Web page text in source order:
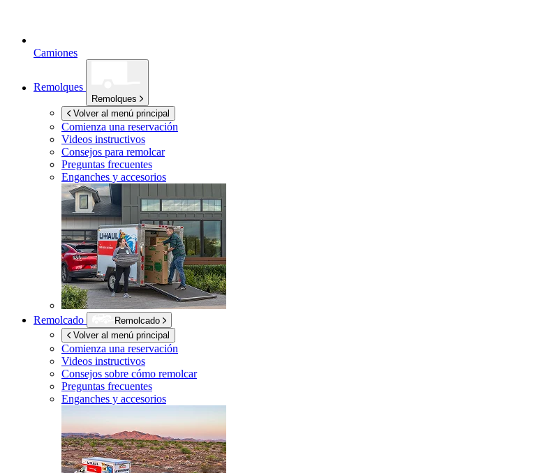
Camiones
Remolques
Remolques
Volver al menú principal
Comienza una reservación
Videos instructivos
Consejos para remolcar
Preguntas frecuentes
Enganches y accesorios
Remolcado
Remolcado
Volver al menú principal
Comienza una reservación
Videos instructivos
Consejos sobre cómo remolcar
Preguntas frecuentes
Enganches y accesorios